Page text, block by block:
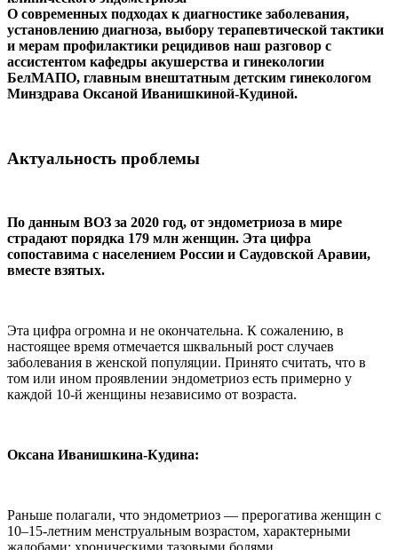
О современных подходах к диагностике заболевания,
установлению диагноза, выбору терапевтической тактики
и мерам профилактики рецидивов наш разговор с
ассистентом кафедры акушерства и гинекологии
БелМАПО, главным внештатным детским гинекологом
Минздрава Оксаной Иванишкиной-Кудиной.
Актуальность проблемы
По данным ВОЗ за 2020 год, от эндометриоза в мире
страдают порядка 179 млн женщин. Эта цифра
сопоставима с населением России и Саудовской Аравии,
вместе взятых.
Эта цифра огромна и не окончательна. К сожалению, в
настоящее время отмечается шквальный рост случаев
заболевания в женской популяции. Принято считать, что в
том или ином проявлении эндометриоз есть примерно у
каждой 10-й женщины независимо от возраста.
Оксана Иванишкина-Кудина:
Раньше полагали, что эндометриоз — прерогатива женщин с
10–15-летним менструальным возрастом, характерными